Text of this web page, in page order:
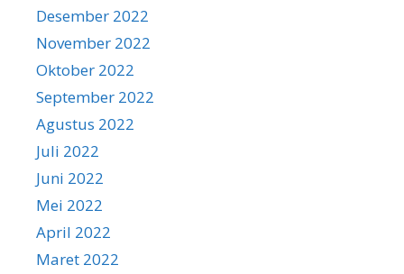
Desember 2022
November 2022
Oktober 2022
September 2022
Agustus 2022
Juli 2022
Juni 2022
Mei 2022
April 2022
Maret 2022